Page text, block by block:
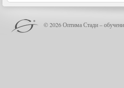
© 2026 Оптима Стади –